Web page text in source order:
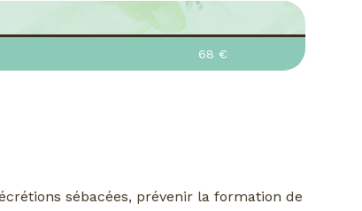
68 €
sébacées, prévenir la formation de